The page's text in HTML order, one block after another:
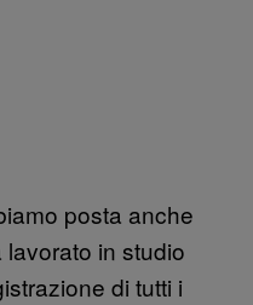
posta anche
in studio
di tutti i